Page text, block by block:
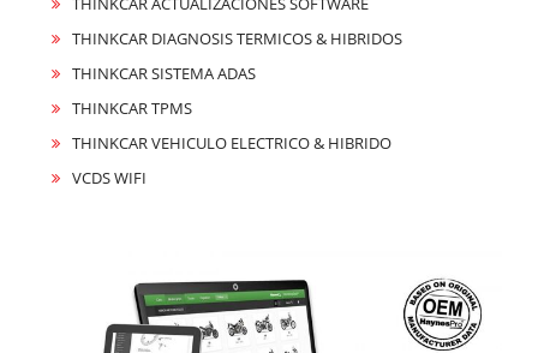
THINKCAR DIAGNOSIS TERMICOS & HIBRIDOS
THINKCAR SISTEMA ADAS
THINKCAR TPMS
THINKCAR VEHICULO ELECTRICO & HIBRIDO
VCDS WIFI